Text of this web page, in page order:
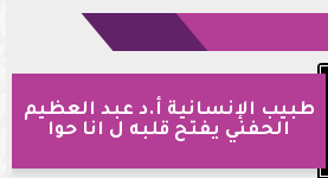
طبيب الإنسانية أ.د عبد العظيم
الحفني يفتح قلبه ل انا حوا